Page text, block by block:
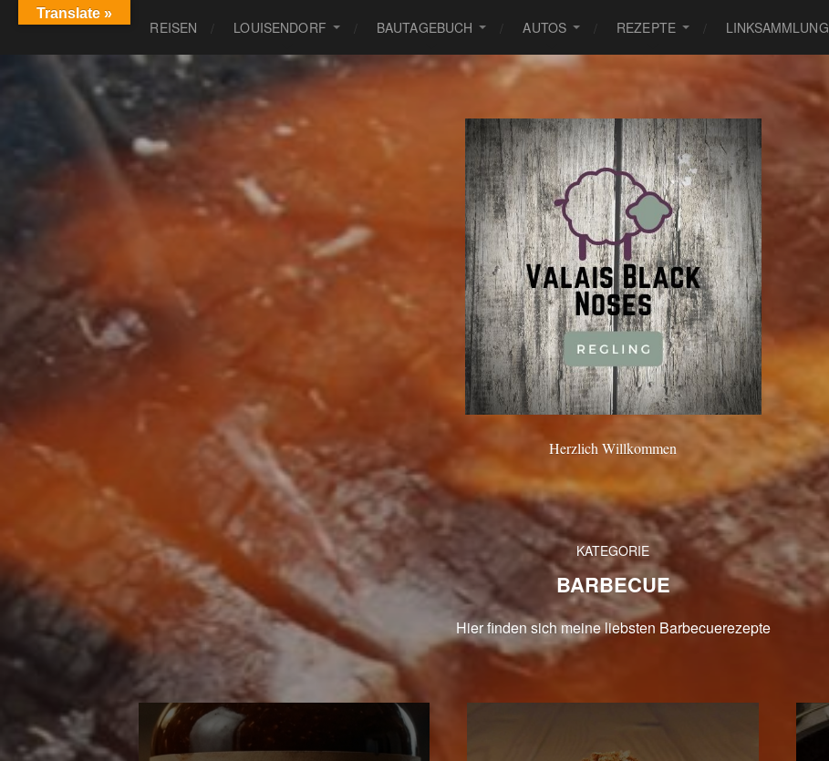
REISEN LOUISENDORF BAUTAGEBUCH AUTOS REZEPTE LINKSAMMLUNG
Herzlich Willkommen
KATEGORIE
BARBECUE
Hier finden sich meine liebsten Barbecuerezepte
Translate »